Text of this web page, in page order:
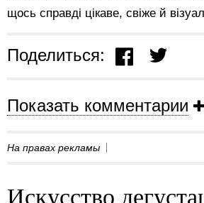
щось справді цікаве, свіже й
Поделиться:
Показать комментарии
На правах рекламы
Искусство